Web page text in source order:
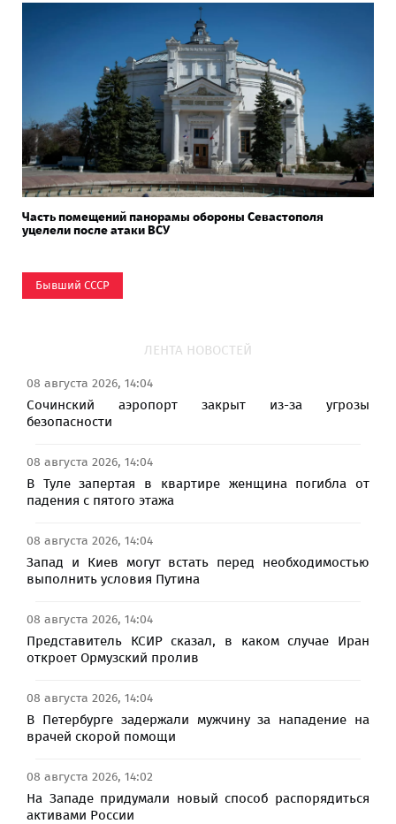
Часть помещений панорамы обороны Севастополя
уцелели после атаки ВСУ
Бывший СССР
ЛЕНТА НОВОСТЕЙ
08 августа 2026, 14:04
Сочинский аэропорт закрыт из-за угрозы
безопасности
08 августа 2026, 14:04
В Туле запертая в квартире женщина погибла от
падения с пятого этажа
08 августа 2026, 14:04
Запад и Киев могут встать перед необходимостью
выполнить условия Путина
08 августа 2026, 14:04
Представитель КСИР сказал, в каком случае Иран
откроет Ормузский пролив
08 августа 2026, 14:04
В Петербурге задержали мужчину за нападение на
врачей скорой помощи
08 августа 2026, 14:02
На Западе придумали новый способ распорядиться
активами России